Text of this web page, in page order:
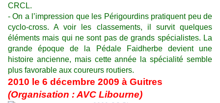
CRCL.
- On a l’impression que les Périgourdins pratiquent peu de
cyclo-cross. A voir les classements, il survit quelques
éléments mais qui ne sont pas de grands spécialistes. La
grande époque de la Pédale Faidherbe devient une
histoire ancienne, mais cette année la spécialité semble
plus favorable aux coureurs routiers.
2010 le 6 décembre 2009 à Guitres
(Organisation : AVC Libourne)